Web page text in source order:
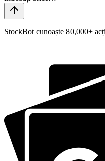
StockBot cunoaște 80,000+